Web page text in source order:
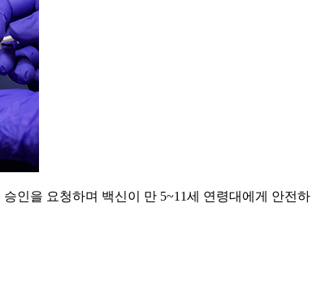
인을 요청하며 백신이 만 5~11세 연령대에게 안전하